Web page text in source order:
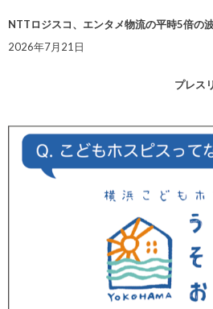
NTTロジスコ、エンタメ物流の平時5倍の
2026年7月21日
プレス